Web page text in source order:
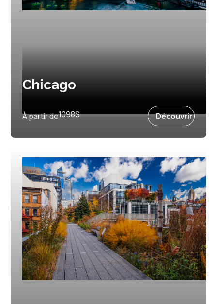
Chicago
4 août 2027
À partir de1098$ Découvrir